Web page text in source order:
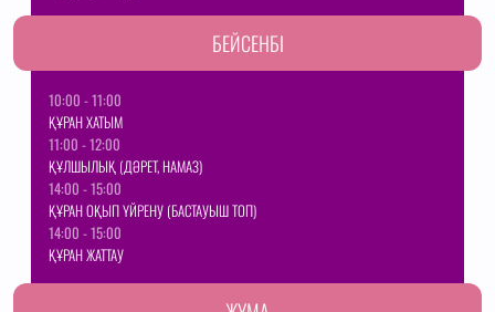
БЕЙСЕНБІ
10:00 - 11:00
ҚҰРАН ХАТЫМ
11:00 - 12:00
ҚҰЛШЫЛЫҚ (ДӘРЕТ, НАМАЗ)
14:00 - 15:00
ҚҰРАН ОҚЫП ҮЙРЕНУ (БАСТАУЫШ ТОП)
14:00 - 15:00
ҚҰРАН ЖАТТАУ